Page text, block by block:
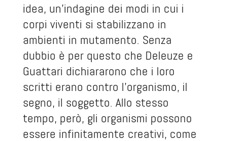
idea, un’indagine dei modi in cui i
corpi viventi si stabilizzano in
ambienti in mutamento. Senza
dubbio è per questo che Deleuze e
Guattari dichiararono che i loro
scritti erano contro l’organismo, il
segno, il soggetto. Allo stesso
tempo, però, gli organismi possono
essere infinitamente creativi, come